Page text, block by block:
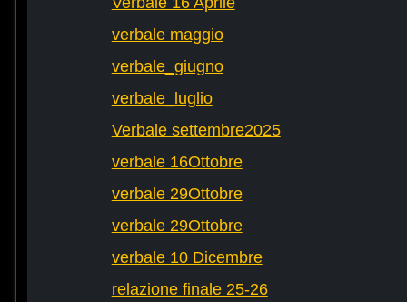
verbale maggio
verbale_giugno
verbale_luglio
Verbale settembre2025
verbale 16Ottobre
verbale 29Ottobre
verbale 29Ottobre
verbale 10 Dicembre
relazione finale 25-26